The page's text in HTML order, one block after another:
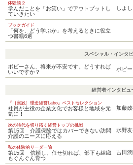
体験談２
学んだことを「お笑い」でアウトプットし
ていきたい
しよ
ブックガイド
「何を、どう学ぶか」を考えるときに役立
つ書籍6選
スペシャル・インタ
ボビーさん、将来が不安です。どうすれば
いいですか？
ボビ
経営者インタビュ
『［実践］理念経営Labo』ベストセレクション
社員が主役の企業文化でお客様と地域を元
気に！
加藤
次の時代を切り拓く経営トップの挑戦
第15回 介護保険ではカバーできない訪問
介護のニーズに応える
水野
私の体験的リーダー論
第15回 信頼し、任せ切れば、部下も組織
もぐんぐん育つ
吉田